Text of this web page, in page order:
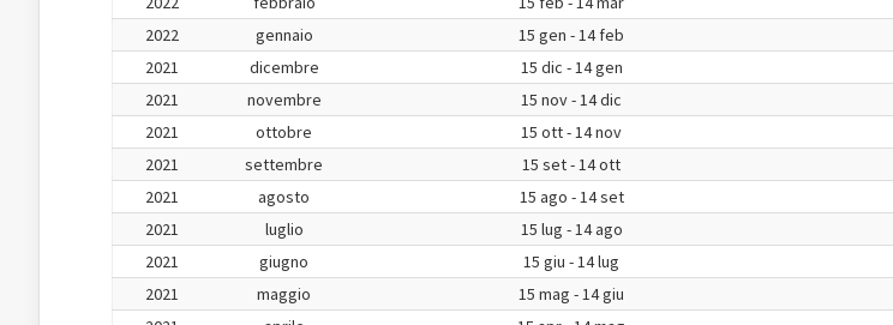
2022
gennaio 15 gen - 14 feb
2021
dicembre 15 dic - 14 gen
2021
novembre 15 nov - 14 dic
2021
ottobre 15 ott - 14 nov
2021
settembre 15 set - 14 ott
2021
agosto 15 ago - 14 set
2021
luglio 15 lug - 14 ago
2021
giugno 15 giu - 14 lug
2021
maggio 15 mag - 14 giu